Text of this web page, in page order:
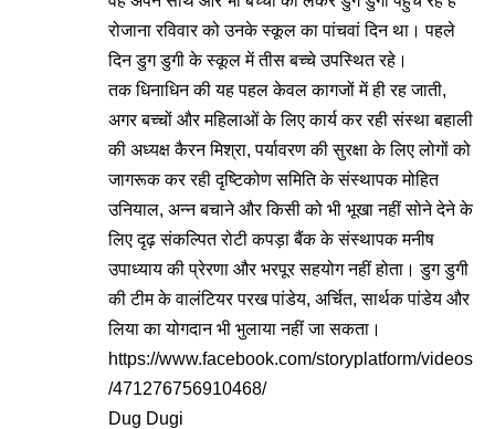
रोजाना रविवार को उनके स्कूल का पांचवां दिन था। पहले
दिन डुग डुगी के स्कूल में तीस बच्चे उपस्थित रहे।
तक धिनाधिन की यह पहल केवल कागजों में ही रह जाती,
अगर बच्चों और महिलाओं के लिए कार्य कर रही संस्था बहाली
की अध्यक्ष कैरन मिश्रा, पर्यावरण की सुरक्षा के लिए लोगों को
जागरूक कर रही दृष्टिकोण समिति के संस्थापक मोहित
उनियाल, अन्न बचाने और किसी को भी भूखा नहीं सोने देने के
लिए दृढ़ संकल्पित रोटी कपड़ा बैंक के संस्थापक मनीष
उपाध्याय की प्रेरणा और भरपूर सहयोग नहीं होता। डुग डुगी
की टीम के वालंटियर परख पांडेय, अर्चित, सार्थक पांडेय और
लिया का योगदान भी भुलाया नहीं जा सकता।
https://www.facebook.com/storyplatform/videos
/471276756910468/
Dug Dugi